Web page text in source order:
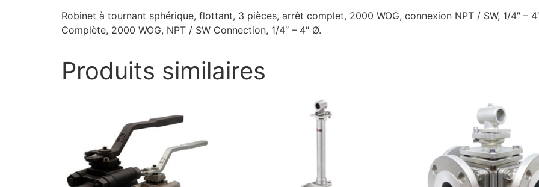
Robinet à tournant sphérique, flottant, 3 pièces, arrêt complet, 2000 WOG, connexion NPT / SW, 1/4″ –
Complète, 2000 WOG, NPT / SW Connection, 1/4″ – 4″ Ø.
Produits similaires